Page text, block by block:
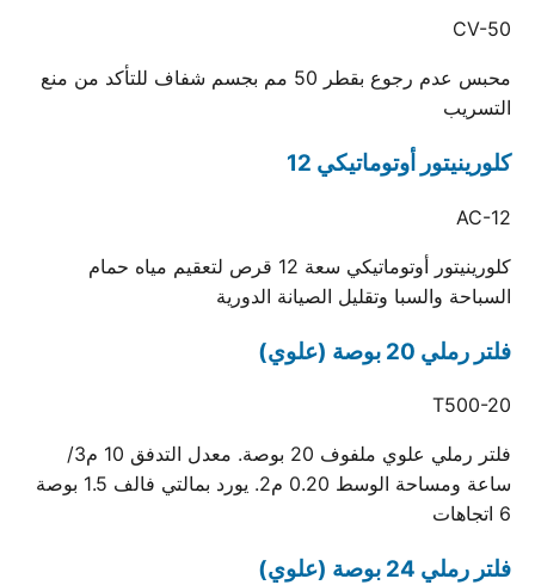
CV-50
محبس عدم رجوع بقطر 50 مم بجسم شفاف للتأكد من منع
التسريب
كلورينيتور أوتوماتيكي 12
AC-12
كلورينيتور أوتوماتيكي سعة 12 قرص لتعقيم مياه حمام
السباحة والسبا وتقليل الصيانة الدورية
فلتر رملي 20 بوصة (علوي)
T500-20
فلتر رملي علوي ملفوف 20 بوصة. معدل التدفق 10 م3/
ساعة ومساحة الوسط 0.20 م2. يورد بمالتي فالف 1.5 بوصة
6 اتجاهات
فلتر رملي 24 بوصة (علوي)